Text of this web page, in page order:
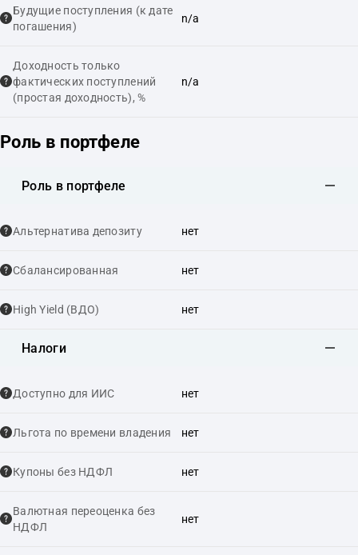
Будущие поступления (к дате
погашения)
n/a
Доходность только
фактических поступлений
(простая доходность), %
n/a
Роль в портфеле
Роль в портфеле
Альтернатива депозиту нет
Сбалансированная нет
High Yield (ВДО) нет
Налоги
Доступно для ИИС нет
Льгота по времени владения нет
Купоны без НДФЛ нет
Валютная переоценка без
НДФЛ
нет